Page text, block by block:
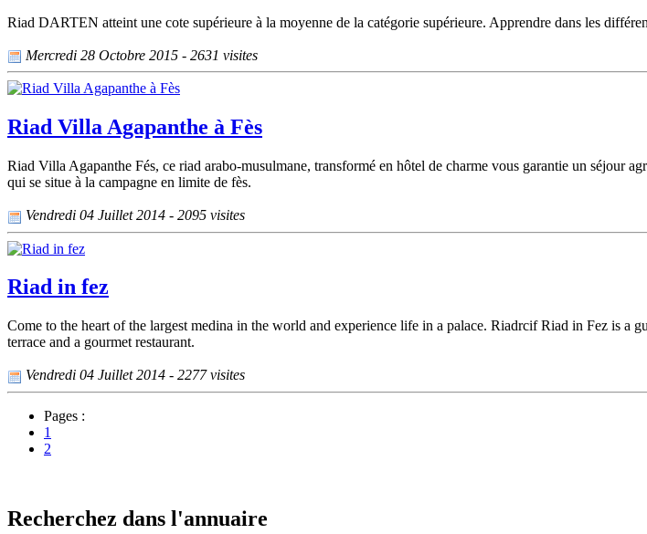
Riad DARTEN atteint une cote supérieure à la moyenne de la catégorie supérieure. Apprendre dans les
Mercredi 28 Octobre 2015 - 2631 visites
Riad Villa Agapanthe à Fès
Riad Villa Agapanthe Fés, ce riad arabo-musulmane, transformé en hôtel de charme vous garantie un séjour
qui se situe à la campagne en limite de fès.
Vendredi 04 Juillet 2014 - 2095 visites
Riad in fez
Come to the heart of the largest medina in the world and experience life in a palace. Riadrcif Riad in Fez is a
terrace and a gourmet restaurant.
Vendredi 04 Juillet 2014 - 2277 visites
Pages :
1
2
Recherchez dans l'annuaire